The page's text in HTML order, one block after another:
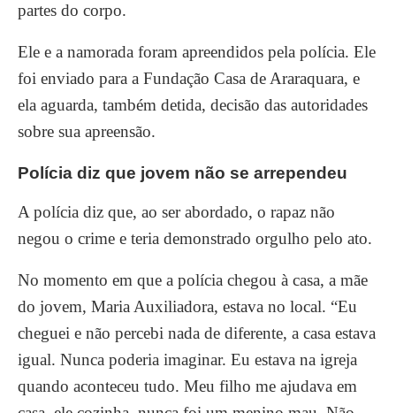
partes do corpo.
Ele e a namorada foram apreendidos pela polícia. Ele
foi enviado para a Fundação Casa de Araraquara, e
ela aguarda, também detida, decisão das autoridades
sobre sua apreensão.
Polícia diz que jovem não se arrependeu
A polícia diz que, ao ser abordado, o rapaz não
negou o crime e teria demonstrado orgulho pelo ato.
No momento em que a polícia chegou à casa, a mãe
do jovem, Maria Auxiliadora, estava no local. “Eu
cheguei e não percebi nada de diferente, a casa estava
igual. Nunca poderia imaginar. Eu estava na igreja
quando aconteceu tudo. Meu filho me ajudava em